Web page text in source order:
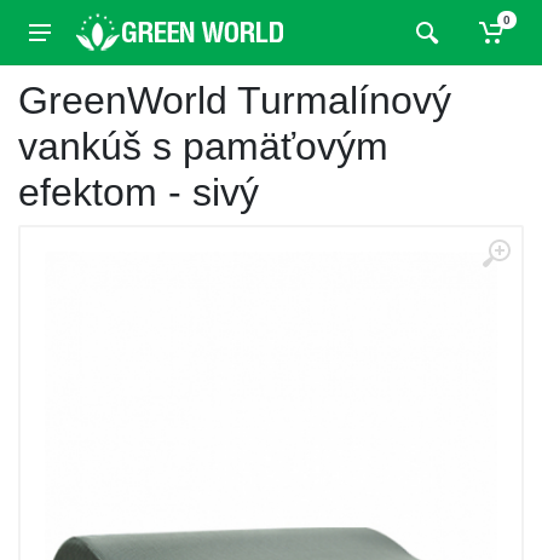
0
GreenWorld Turmalínový
vankúš s pamäťovým
efektom - sivý